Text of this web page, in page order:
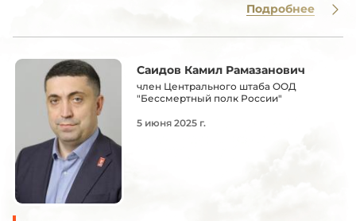
Подробнее
Саидов Камил Рамазанович
член Центрального штаба ООД
"Бессмертный полк России"
5 июня 2025 г.